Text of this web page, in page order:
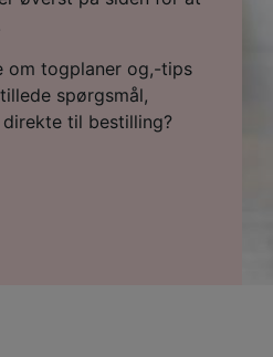
om togplaner og,-tips
spørgsmål,
til bestilling?